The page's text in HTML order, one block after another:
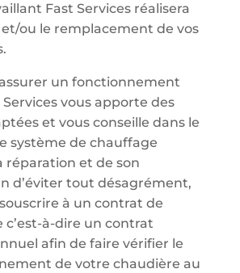
Fast Services réalisera
ou le remplacement de vos
un fonctionnement
vous apporte des
et vous conseille dans le
système de chauffage
réparation et de son
d’éviter tout désagrément,
à un contrat de
à-dire un contrat
afin de faire vérifier le
de votre chaudière au